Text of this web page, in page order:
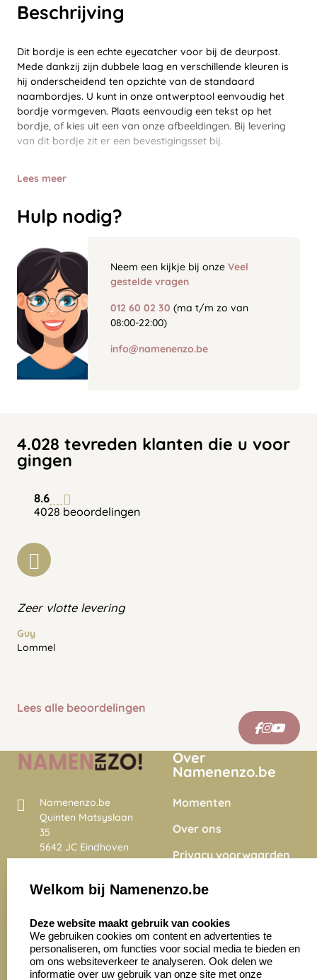
Beschrijving
Dit bordje is een echte eyecatcher voor bij de deurpost.
Mede dankzij zijn dubbele laag en verschillende kleuren is
hij onderscheidend ten opzichte van de standaard
naambordjes. U kunt in onze ontwerptool eenvoudig het
bordje vormgeven. Plaats eenvoudig een tekst op het
bordje, of kies uit een van onze afbeeldingen. Bij levering
van dit bordje zit er een bevestigingsset bij.
Lees meer
Hulp nodig?
Neem een kijkje bij onze Veel
gestelde vragen
012 60 02 30 (ma t/m zo van
08:00-22:00)
info@namenenzo.be
4.028 tevreden klanten die u voor
gingen
8.6
4028 beoordelingen
Zeer vlotte levering
Guy
Lommel
Lees alle beoordelingen
Namenenzo.be
Quinten Matsyslaan
35
5642 JC Eindhoven
Nederland
4028 beoordelingen
Over
Namenenzo.be
Momenten
Over ons
Privacy voorwaarden
Onze vacatures
Zakelijk: Klantenservice:
Welkom bij Namenenzo.be
Deze website maakt gebruik van cookies
We gebruiken cookies om content en advertenties te
personaliseren, om functies voor social media te bieden en
om ons websiteverkeer te analyseren. Ook delen we
informatie over uw gebruik van onze site met onze